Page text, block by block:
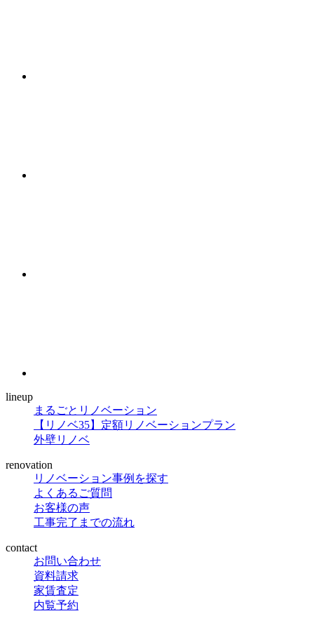
lineup
まるごとリノベーション
【リノベ35】定額リノベーションプラン
外壁リノベ
renovation
リノベーション事例を探す
よくあるご質問
お客様の声
工事完了までの流れ
contact
お問い合わせ
資料請求
家賃査定
内覧予約